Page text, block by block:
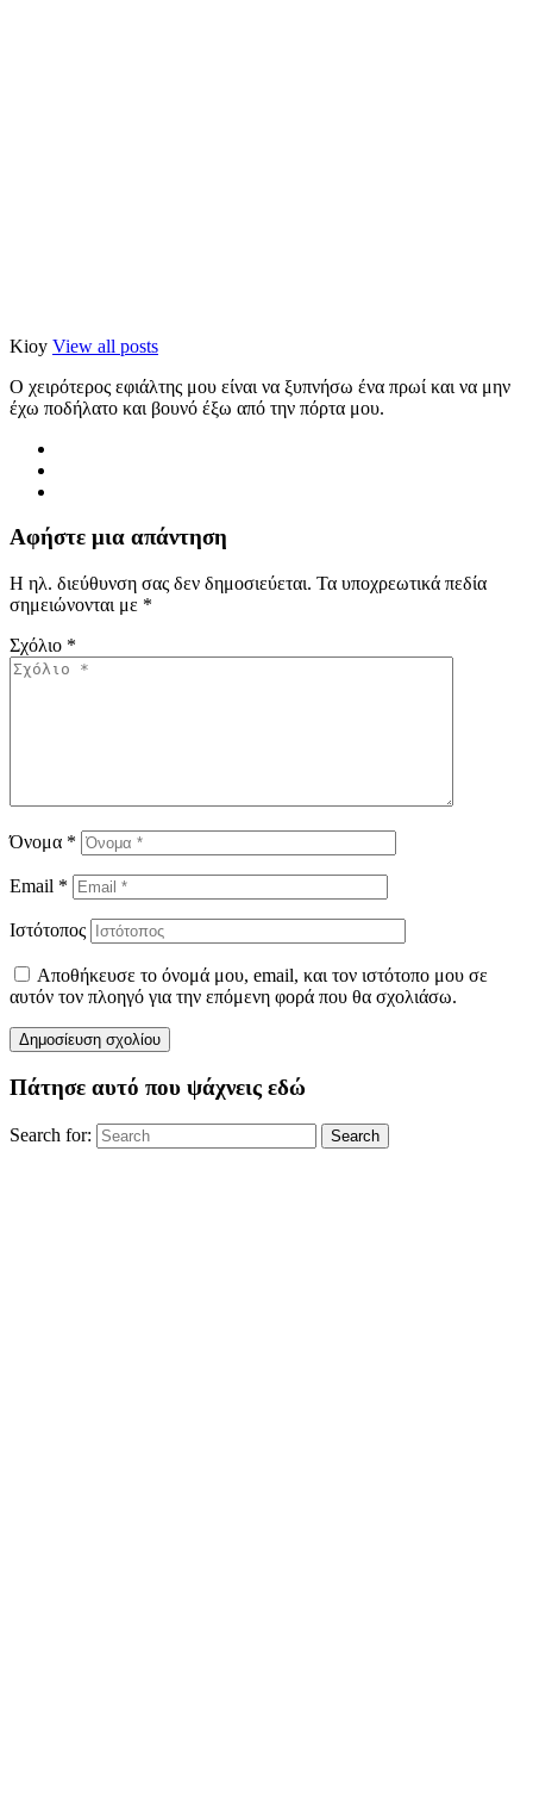
Kioy View all posts
Ο χειρότερος εφιάλτης μου είναι να ξυπνήσω ένα πρωί και να μην
έχω ποδήλατο και βουνό έξω από την πόρτα μου.
Αφήστε μια απάντηση
Η ηλ. διεύθυνση σας δεν δημοσιεύεται. Τα υποχρεωτικά πεδία
σημειώνονται με *
Σχόλιο *
Όνομα *
Email *
Ιστότοπος
Αποθήκευσε το όνομά μου, email, και τον ιστότοπο μου σε
αυτόν τον πλοηγό για την επόμενη φορά που θα σχολιάσω.
Πάτησε αυτό που ψάχνεις εδώ
Search for: Search